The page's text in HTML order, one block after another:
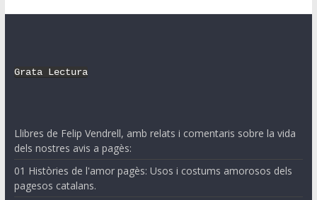
Grata Lectura
Llibres de Felip Vendrell, amb relats i comentaris sobre la vida
dels nostres avis a pagès:
01 Històries de l'amor pagès: Usos i costums amorosos dels
pagesos catalans.